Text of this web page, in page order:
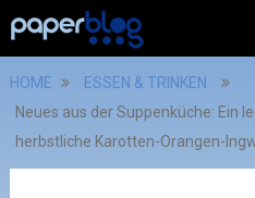
HOME
ESSEN & TRINKEN
Neues aus der Suppenküche: Ein
herbstliche Karotten-Orangen-